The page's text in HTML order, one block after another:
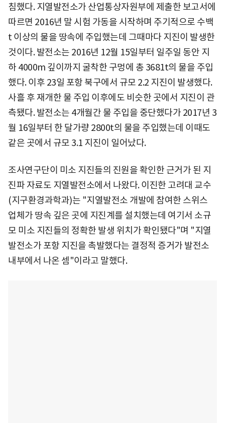
침했다. 지열발전소가 산업통상자원부에 제출한 보고서에
따르면 2016년 말 시험 가동을 시작하며 주기적으로 수백
t 이상의 물을 땅속에 주입했는데 그때마다 지진이 발생한
것이다. 발전소는 2016년 12월 15일부터 일주일 동안 지
하 4000m 깊이까지 굴착한 구멍에 총 3681t의 물을 주입
했다. 이후 23일 포항 북구에서 규모 2.2 지진이 발생했다.
사흘 후 재개한 물 주입 이후에도 비슷한 곳에서 지진이 관
측됐다. 발전소는 4개월간 물 주입을 중단했다가 2017년 3
월 16일부터 한 달가량 2800t의 물을 주입했는데 이때도
같은 곳에서 규모 3.1 지진이 일어났다.
조사연구단이 미소 지진들의 진원을 확인한 근거가 된 지
진파 자료도 지열발전소에서 나왔다. 이진한 고려대 교수
(지구환경과학과)는 "지열발전소 개발에 참여한 스위스
업체가 땅속 깊은 곳에 지진계를 설치했는데 여기서 소규
모 미소 지진들의 정확한 발생 위치가 확인됐다"며 "지열
발전소가 포항 지진을 촉발했다는 결정적 증거가 발전소
내부에서 나온 셈"이라고 말했다.